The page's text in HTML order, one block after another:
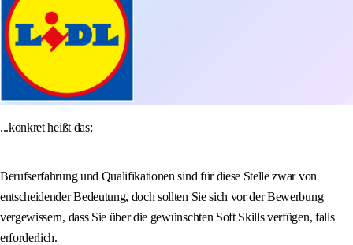
...konkret heißt das:
Berufserfahrung und Qualifikationen sind für diese Stelle zwar von
entscheidender Bedeutung, doch sollten Sie sich vor der Bewerbung
vergewissern, dass Sie über die gewünschten Soft Skills verfügen, falls
erforderlich.